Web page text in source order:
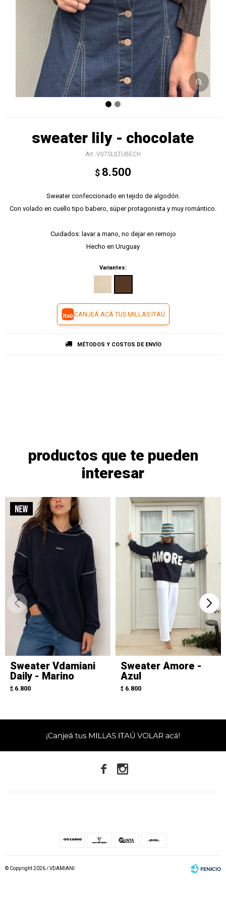
sweater lily - chocolate
V07SLILTUBECH
$ 8.500
Sweater confeccionado en tejido de algodón.
Con volado en cuello tipo babero, súper protagonista y muy romántico.
Cuidados: lavar a mano, no dejar en remojo
Hecho en Uruguay
Variantes:
CANJEÁ ACÁ TUS MILLAS ITAÚ
MÉTODOS Y COSTOS DE ENVÍO
productos que te pueden
interesar
Sweater Vdamiani
Daily - Marino
$ 6.800
Sweater Amore -
Azul
$ 6.800
 
© Copyright 2026 / VDAMIANI